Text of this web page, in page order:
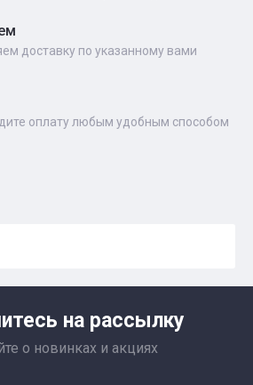
доставку по указанному вами
оплату любым удобным способом
на рассылку
о новинках и акциях